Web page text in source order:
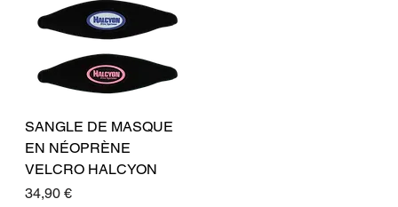
SANGLE DE MASQUE
EN NÉOPRÈNE
VELCRO HALCYON
Prix
34,90 €